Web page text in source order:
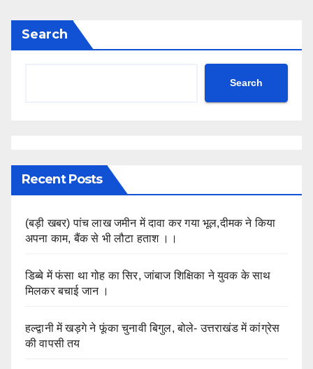
Search
Search
Recent Posts
(बड़ी खबर) पांच लाख जमीन में दावा कर गया भूल,दीमक ने किया
अपना काम, बैंक से भी लौटा हताश ।।
डिब्बे में फंसा था गोह का सिर, जांबाज शिक्षिका ने युवक के साथ
मिलकर बचाई जान ।
हल्द्वानी में खड़गे ने फूंका चुनावी बिगुल, बोले- उत्तराखंड में कांग्रेस
की वापसी तय